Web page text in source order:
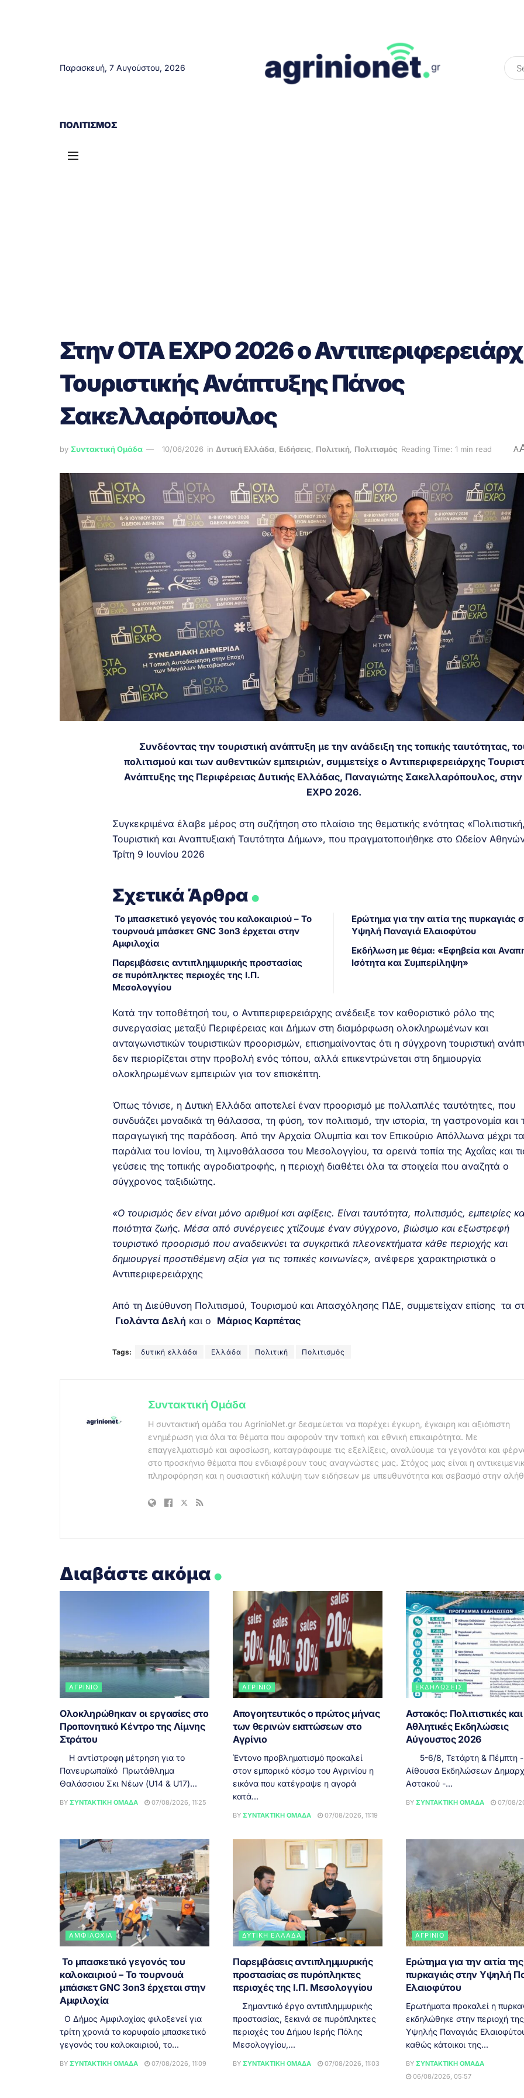
Παρασκευή, 7 Αυγούστου, 2026
ΠΟΛΙΤΙΣΜΌΣ
Στην OTA EXPO 2026 ο
Τουριστικής Ανάπτυξης Πάνος
Σακελλαρόπουλος
by Συντακτική Ομάδα 10/06/2026 in Δυτική Ελλάδα, Ειδήσεις, Πολιτική, Πολιτισμός Reading Time: 1 min read A
Συνδέοντας την τουριστική ανάπτυξη με την ανάδειξη της τοπικής ταυτότητας,
πολιτισμού και των αυθεντικών εμπειριών, συμμετείχε ο Αντιπεριφερειάρχης
Ανάπτυξης της Περιφέρειας Δυτικής Ελλάδας, Παναγιώτης Σακελλαρόπουλος, στην
EXPO 2026.
Συγκεκριμένα έλαβε μέρος στη συζήτηση στο πλαίσιο της θεματικής ενότητας «Πολιτιστική,
Τουριστική και Αναπτυξιακή Ταυτότητα Δήμων», που πραγματοποιήθηκε στο Ωδείον
Τρίτη 9 Ιουνίου 2026
Σχετικά Άρθρα.
Το μπασκετικό γεγονός του καλοκαιριού – Το
τουρνουά μπάσκετ GNC 3on3 έρχεται στην
Αμφιλοχία
Παρεμβάσεις αντιπλημμυρικής προστασίας
σε πυρόπληκτες περιοχές της Ι.Π.
Μεσολογγίου
Ερώτημα για την αιτία της πυρκαγιάς
Υψηλή Παναγιά Ελαιοφύτου
Εκδήλωση με θέμα: «Εφηβεία και
Ισότητα και Συμπερίληψη»
Κατά την τοποθέτησή του, ο Αντιπεριφερειάρχης ανέδειξε τον καθοριστικό ρόλο της
συνεργασίας μεταξύ Περιφέρειας και Δήμων στη διαμόρφωση ολοκληρωμένων και
ανταγωνιστικών τουριστικών προορισμών, επισημαίνοντας ότι η σύγχρονη τουριστική
δεν περιορίζεται στην προβολή ενός τόπου, αλλά επικεντρώνεται στη δημιουργία
ολοκληρωμένων εμπειριών για τον επισκέπτη.
Όπως τόνισε, η Δυτική Ελλάδα αποτελεί έναν προορισμό με πολλαπλές ταυτότητες, που
συνδυάζει μοναδικά τη θάλασσα, τη φύση, τον πολιτισμό, την ιστορία, τη γαστρονομία και
παραγωγική της παράδοση. Από την Αρχαία Ολυμπία και τον Επικούριο Απόλλωνα μέχρι τα
παράλια του Ιονίου, τη λιμνοθάλασσα του Μεσολογγίου, τα ορεινά τοπία της Αχαΐας και
γεύσεις της τοπικής αγροδιατροφής, η περιοχή διαθέτει όλα τα στοιχεία που αναζητά ο
σύγχρονος ταξιδιώτης.
«Ο τουρισμός δεν είναι μόνο αριθμοί και αφίξεις. Είναι ταυτότητα, πολιτισμός, εμπειρίες
ποιότητα ζωής. Μέσα από συνέργειες χτίζουμε έναν σύγχρονο, βιώσιμο και εξωστρεφή
τουριστικό προορισμό που αναδεικνύει τα συγκριτικά πλεονεκτήματα κάθε περιοχής και
δημιουργεί προστιθέμενη αξία για τις τοπικές κοινωνίες», ανέφερε χαρακτηριστικά ο
Αντιπεριφερειάρχης
Από τη Διεύθυνση Πολιτισμού, Τουρισμού και Απασχόλησης ΠΔΕ, συμμετείχαν επίσης τα
Γιολάντα Δελή και ο Μάριος Καρπέτας
Tags: δυτική ελλάδα Ελλάδα Πολιτική Πολιτισμός
Συντακτική Ομάδα
Η συντακτική ομάδα του AgrinioNet.gr δεσμεύεται να παρέχει έγκυρη, έγκαιρη και αξιόπιστη
ενημέρωση για όλα τα θέματα που αφορούν την τοπική και εθνική επικαιρότητα. Με
επαγγελματισμό και αφοσίωση, καταγράφουμε τις εξελίξεις, αναλύουμε τα γεγονότα και
στο προσκήνιο θέματα που ενδιαφέρουν τους αναγνώστες μας. Στόχος μας είναι η
πληροφόρηση και η ουσιαστική κάλυψη των ειδήσεων με υπευθυνότητα και σεβασμό στην
Διαβάστε ακόμα.
ΑΓΡΊΝΙΟ
Ολοκληρώθηκαν οι εργασίες στο
Προπονητικό Κέντρο της Λίμνης
Στράτου
Η αντίστροφη μέτρηση για το
Πανευρωπαϊκό Πρωτάθλημα
Θαλάσσιου Σκι Νέων (U14 & U17)...
BY ΣΥΝΤΑΚΤΙΚΉ ΟΜΆΔΑ 07/08/2026, 11:25
ΑΓΡΊΝΙΟ
Απογοητευτικός ο πρώτος μήνας
των θερινών εκπτώσεων στο
Αγρίνιο
Έντονο προβληματισμό προκαλεί
στον εμπορικό κόσμο του Αγρινίου η
εικόνα που κατέγραψε η αγορά
κατά...
BY ΣΥΝΤΑΚΤΙΚΉ ΟΜΆΔΑ 07/08/2026, 11:19
ΕΚΔΗΛΏΣΕΙΣ
Αστακός: Πολιτιστικές και
Αθλητικές Εκδηλώσεις
Αύγουστος 2026
5-6/8, Τετάρτη & Πέμπτη -
Αίθουσα Εκδηλώσεων
Αστακού -...
BY ΣΥΝΤΑΚΤΙΚΉ ΟΜΆΔΑ 07/08/
ΑΜΦΙΛΟΧΊΑ
Το μπασκετικό γεγονός του
καλοκαιριού – Το τουρνουά
μπάσκετ GNC 3on3 έρχεται στην
Αμφιλοχία
Ο Δήμος Αμφιλοχίας φιλοξενεί για
τρίτη χρονιά το κορυφαίο μπασκετικό
γεγονός του καλοκαιριού, το...
BY ΣΥΝΤΑΚΤΙΚΉ ΟΜΆΔΑ 07/08/2026, 11:09
ΔΥΤΙΚΉ ΕΛΛΆΔΑ
Παρεμβάσεις αντιπλημμυρικής
προστασίας σε πυρόπληκτες
περιοχές της Ι.Π. Μεσολογγίου
Σημαντικό έργο αντιπλημμυρικής
προστασίας, ξεκινά σε πυρόπληκτες
περιοχές του Δήμου Ιερής Πόλης
Μεσολογγίου,...
BY ΣΥΝΤΑΚΤΙΚΉ ΟΜΆΔΑ 07/08/2026, 11:03
ΑΓΡΊΝΙΟ
Ερώτημα για την αιτία της
πυρκαγιάς στην Υψηλή
Ελαιοφύτου
Ερωτήματα προκαλεί η
εκδηλώθηκε στην περιοχή της
Υψηλής Παναγιάς
καθώς κάτοικοι της...
BY ΣΥΝΤΑΚΤΙΚΉ ΟΜΆΔΑ
06/08/2026, 05:57